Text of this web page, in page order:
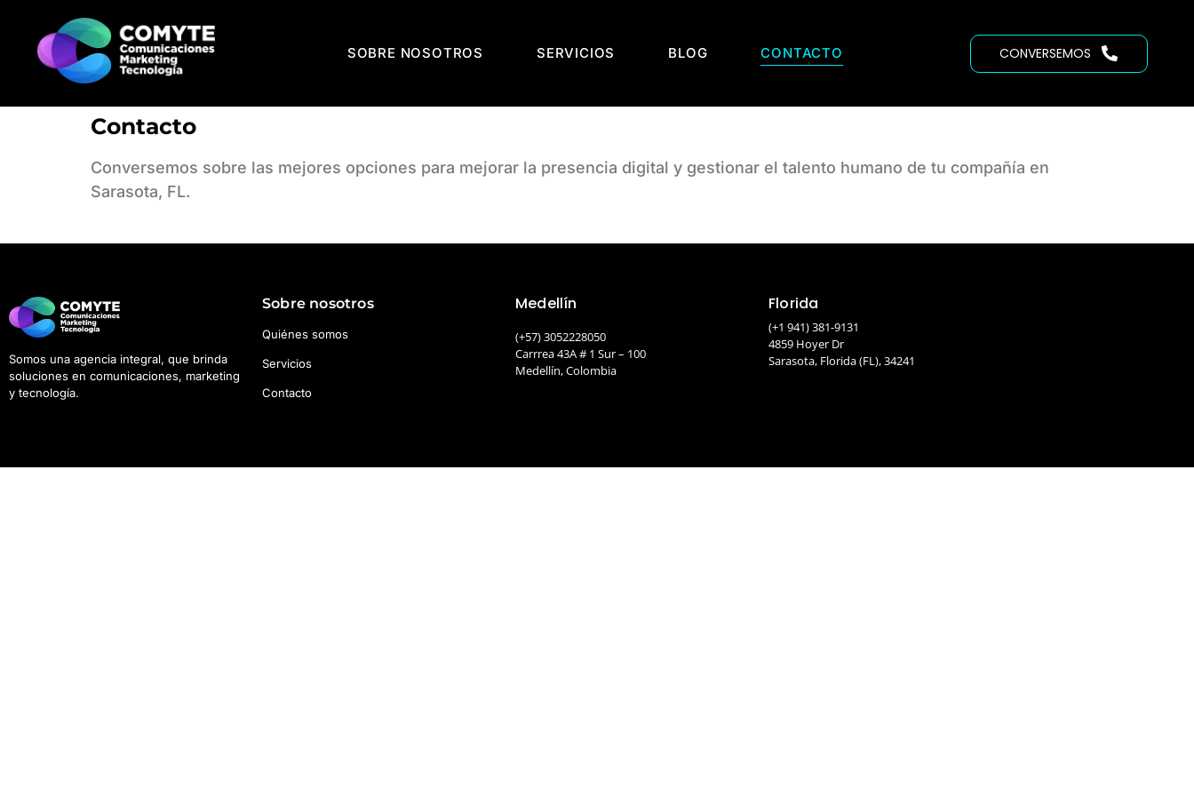
SOBRE NOSOTROS SERVICIOS BLOG CONTACTO CONVERSEMOS
Contacto
Conversemos sobre las mejores opciones para mejorar la presencia digital y gestionar el talento humano de tu compañía en
Sarasota, FL.
Somos una agencia integral, que brinda
soluciones en comunicaciones, marketing
y tecnología.
Sobre nosotros
Quiénes somos
Servicios
Contacto
Medellín
(+57) 3052228050
Carrrea 43A # 1 Sur – 100
Medellín, Colombia
Florida
(+1 941) 381-9131
4859 Hoyer Dr
Sarasota, Florida (FL), 34241